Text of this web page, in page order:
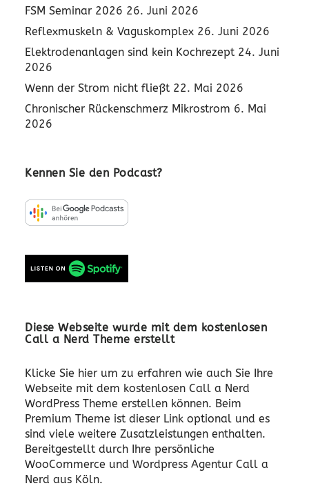
FSM Seminar 2026 26. Juni 2026
Reflexmuskeln & Vaguskomplex 26. Juni 2026
Elektrodenanlagen sind kein Kochrezept 24. Juni
2026
Wenn der Strom nicht fließt 22. Mai 2026
Chronischer Rückenschmerz Mikrostrom 6. Mai
2026
Kennen Sie den Podcast?
Diese Webseite wurde mit dem kostenlosen
Call a Nerd Theme erstellt
Klicke Sie hier um zu erfahren wie auch Sie Ihre
Webseite mit dem kostenlosen Call a Nerd
WordPress Theme erstellen können. Beim
Premium Theme ist dieser Link optional und es
sind viele weitere Zusatzleistungen enthalten.
Bereitgestellt durch Ihre persönliche
WooCommerce und Wordpress Agentur Call a
Nerd aus Köln.